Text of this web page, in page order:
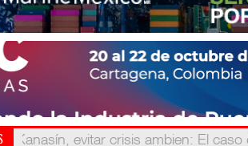
Kanasín, evitar crisis ambien
Treinta y nueve años navegand: La